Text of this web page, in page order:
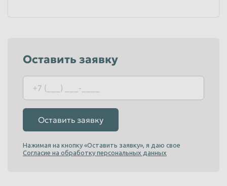
Оставить заявку
Оставить заявку
Нажимая на кнопку «Оставить заявку», я даю свое
Согласие на обработку персональных данных